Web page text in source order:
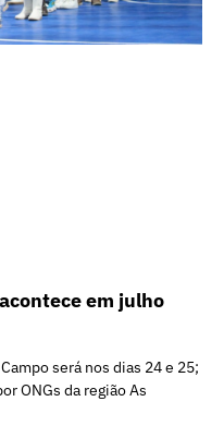
em julho
será nos dias 24 e 25;
ONGs da região As